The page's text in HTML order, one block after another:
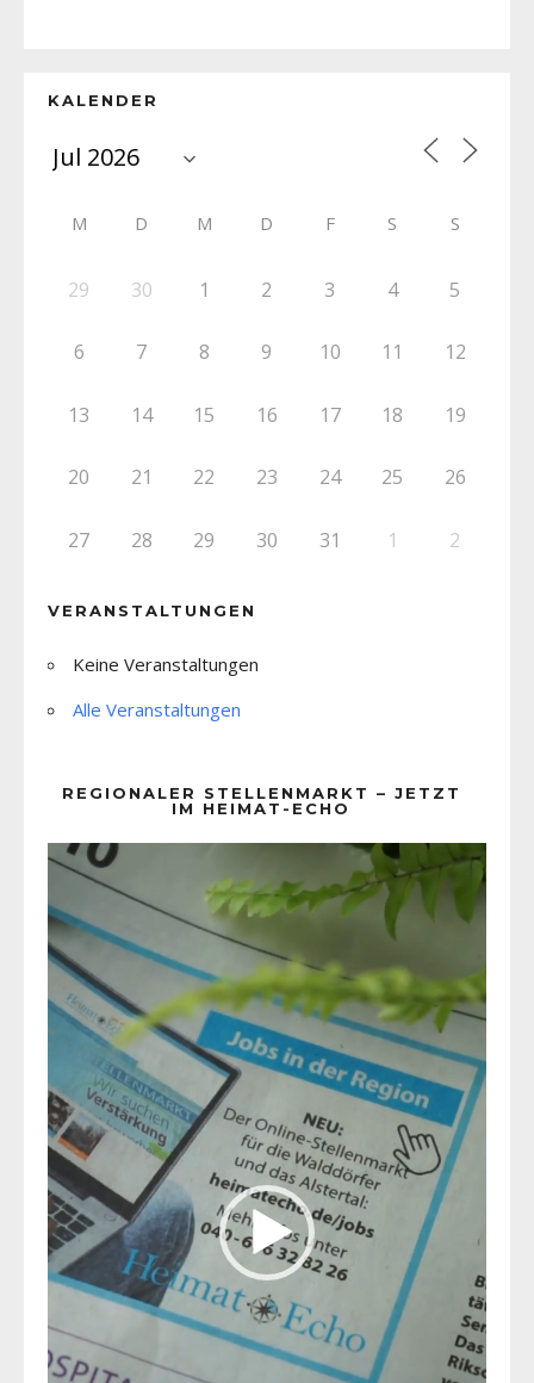
KALENDER
M D M D F S S
29 30 1 2 3 4 5
6 7 8 9 10 11 12
13 14 15 16 17 18 19
20 21 22 23 24 25 26
27 28 29 30 31 1 2
VERANSTALTUNGEN
Keine Veranstaltungen
Alle Veranstaltungen
REGIONALER STELLENMARKT – JETZT
IM HEIMAT-ECHO
Player